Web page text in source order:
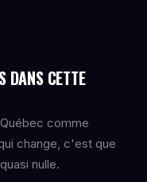
DANS CETTE
comme
change, c'est que
nulle.